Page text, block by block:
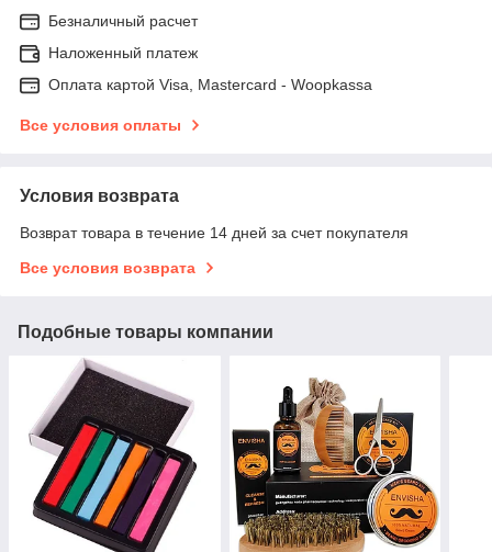
Безналичный расчет
Наложенный платеж
Оплата картой Visa, Mastercard - Woopkassa
Все условия оплаты
Условия возврата
Возврат товара в течение 14 дней за счет покупателя
Все условия возврата
Подобные товары компании